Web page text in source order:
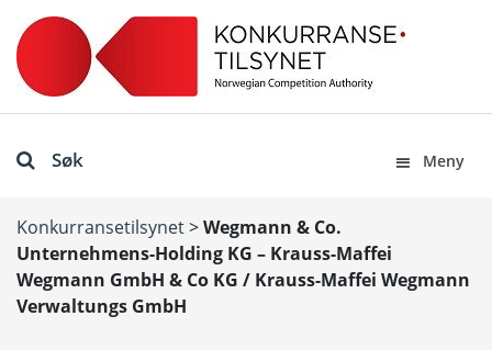
Søk Meny
Konkurransetilsynet>Wegmann & Co.
Unternehmens-Holding KG – Krauss-Maffei
Wegmann GmbH & Co KG / Krauss-Maffei Wegmann
Verwaltungs GmbH